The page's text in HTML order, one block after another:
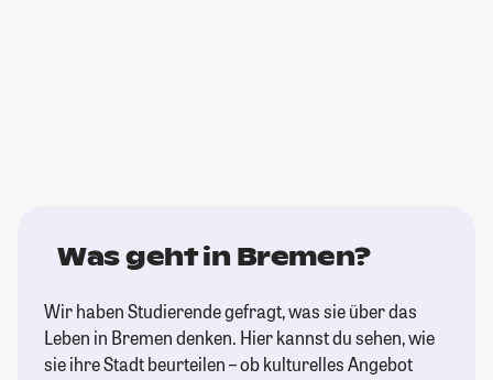
Was geht in Bremen?
Wir haben Studierende gefragt, was sie über das
Leben in Bremen denken. Hier kannst du sehen, wie
sie ihre Stadt beurteilen – ob kulturelles Angebot